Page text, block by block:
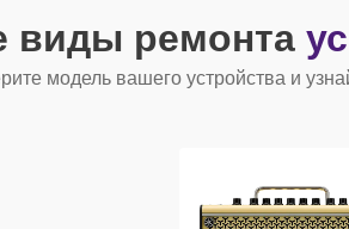
виды ремонта
модель вашего устройства и